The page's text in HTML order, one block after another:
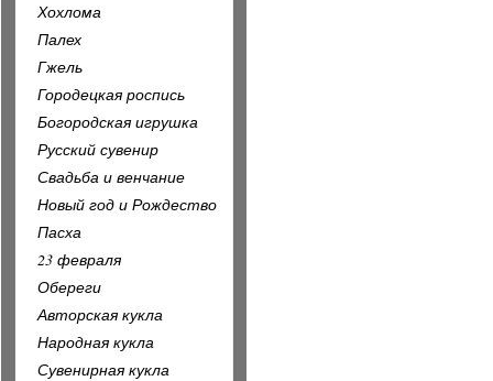
Хохлома
Палех
Гжель
Городецкая роспись
Богородская игрушка
Русский сувенир
Свадьба и венчание
Новый год и Рождество
Пасха
23 февраля
Обереги
Авторская кукла
Народная кукла
Сувенирная кукла